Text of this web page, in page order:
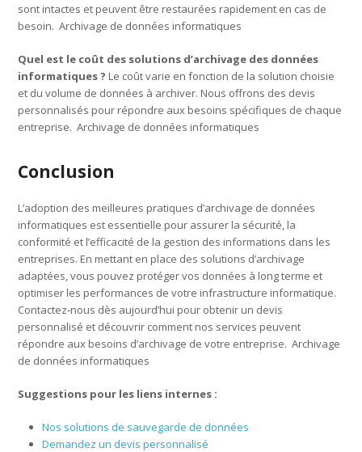
sont intactes et peuvent être restaurées rapidement en cas de
besoin. Archivage de données informatiques
Quel est le coût des solutions d’archivage des données
informatiques ? Le coût varie en fonction de la solution choisie
et du volume de données à archiver. Nous offrons des devis
personnalisés pour répondre aux besoins spécifiques de chaque
entreprise. Archivage de données informatiques
Conclusion
L’adoption des meilleures pratiques d’archivage de données
informatiques est essentielle pour assurer la sécurité, la
conformité et l’efficacité de la gestion des informations dans les
entreprises. En mettant en place des solutions d’archivage
adaptées, vous pouvez protéger vos données à long terme et
optimiser les performances de votre infrastructure informatique.
Contactez-nous dès aujourd’hui pour obtenir un devis
personnalisé et découvrir comment nos services peuvent
répondre aux besoins d’archivage de votre entreprise. Archivage
de données informatiques
Suggestions pour les liens internes :
Nos solutions de sauvegarde de données
Demandez un devis personnalisé